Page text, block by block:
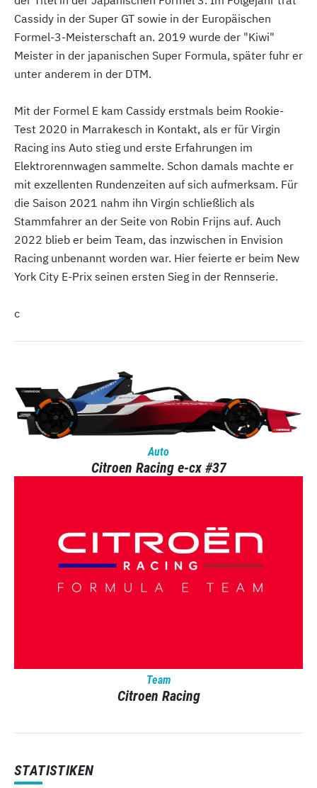
Cassidy in der Super GT sowie in der Europäischen
Formel-3-Meisterschaft an. 2019 wurde der "Kiwi"
Meister in der japanischen Super Formula, später fuhr er
unter anderem in der DTM.
Mit der Formel E kam Cassidy erstmals beim Rookie-
Test 2020 in Marrakesch in Kontakt, als er für Virgin
Racing ins Auto stieg und erste Erfahrungen im
Elektrorennwagen sammelte. Schon damals machte er
mit exzellenten Rundenzeiten auf sich aufmerksam. Für
die Saison 2021 nahm ihn Virgin schließlich als
Stammfahrer an der Seite von Robin Frijns auf. Auch
2022 blieb er beim Team, das inzwischen in Envision
Racing unbenannt worden war. Hier feierte er beim New
York City E-Prix seinen ersten Sieg in der Rennserie.
c
Auto
Citroen Racing e-cx #37
Team
Citroen Racing
STATISTIKEN